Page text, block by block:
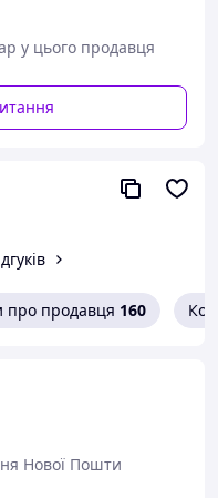
у цього продавця
про продавця 160
Нової Пошти